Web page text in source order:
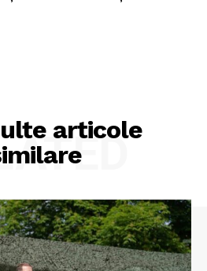
articole